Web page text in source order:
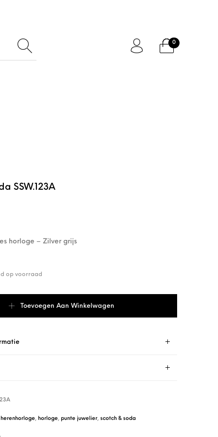
0
SSW.123A
horloge – Zilver grijs
op voorraad
Toevoegen Aan Winkelwagen
herenhorloge, horloge, punte juwelier, scotch & soda